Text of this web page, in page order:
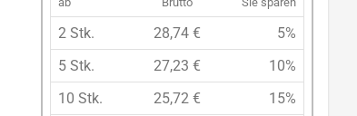
2 Stk. 28,74 €
5%
5 Stk.
27,23 €
10%
10 Stk.
25,72 €
15%